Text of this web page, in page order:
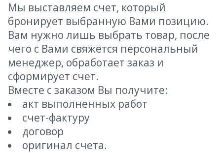
Мы выставляем счет, который
бронирует выбранную Вами позицию.
Вам нужно лишь выбрать товар, после
чего с Вами свяжется персональный
менеджер, обработает заказ и
сформирует счет.
Вместе с заказом Вы получите:
акт выполненных работ
счет-фактуру
договор
оригинал счета.